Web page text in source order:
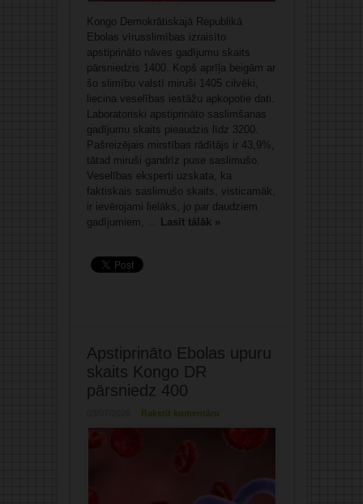
Kongo Demokrātiskajā Republikā
Ebolas vīrusslimības izraisīto
apstiprināto nāves gadījumu skaits
pārsniedzis 1400. Kopš aprīļa beigām ar
šo slimību valstī miruši 1405 cilvēki,
liecina veselības iestāžu apkopotie dati.
Laboratoriski apstiprināto saslimšanas
gadījumu skaits pieaudzis līdz 3200.
Pašreizējais mirstības rādītājs ir 43,9%,
tātad miruši gandrīz puse saslimušo.
Veselības eksperti uzskata, ka
faktiskais saslimušo skaits, visticamāk,
ir ievērojami lielāks, jo par daudziem
gadījumiem, ... Lasīt tālāk »
Apstiprināto Ebolas upuru
skaits Kongo DR
pārsniedz 400
Rakstīt komentāru